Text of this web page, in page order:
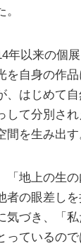
年以来の個
を自身の作
、はじめて
して分別さ
を生み出す
「地上の生の
者の眼差し
気づき、「
っているの